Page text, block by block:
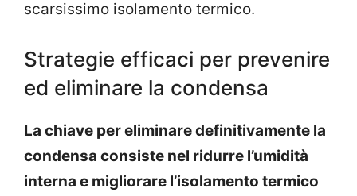
scarsissimo isolamento termico.
Strategie efficaci per prevenire
ed eliminare la condensa
La chiave per eliminare definitivamente la
condensa consiste nel ridurre l’umidità
interna e migliorare l’isolamento termico